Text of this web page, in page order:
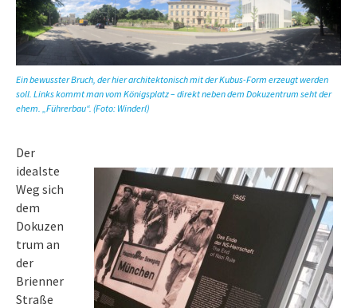
Ein bewusster Bruch, der hier architektonisch mit der Kubus-Form erzeugt werden
soll. Links kommt man vom Königsplatz – direkt neben dem Dokuzentrum seht der
ehem. „Führerbau“. (Foto: Winderl)
Der
idealste
Weg sich
dem
Dokuzen
trum an
der
Brienner
Straße